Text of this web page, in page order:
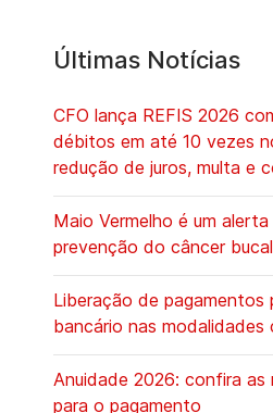
Últimas Notícias
CFO lança REFIS 2026
débitos em até 10 vezes
redução de juros, multa e
Maio Vermelho é um
prevenção do câncer
Liberação de
bancário nas
Anuidade 2026: confira as
para o pagamento